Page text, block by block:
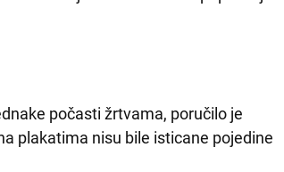
počasti žrtvama, poručilo je
plakatima nisu bile isticane pojedine